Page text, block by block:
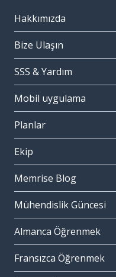
Hakkımızda
Bize Ulaşın
SSS & Yardım
Mobil uygulama
Planlar
Ekip
Memrise Blog
Mühendislik Güncesi
Almanca Öğrenmek
Fransızca Öğrenmek